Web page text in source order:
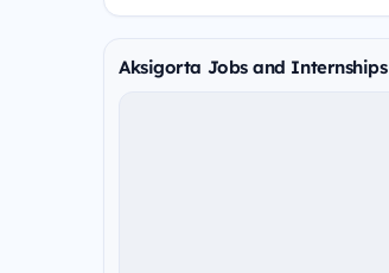
Aksigorta Jobs and Internships